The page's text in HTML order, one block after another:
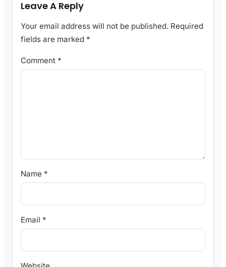
Leave A Reply
Your email address will not be published. Required
fields are marked *
Comment *
Name *
Email *